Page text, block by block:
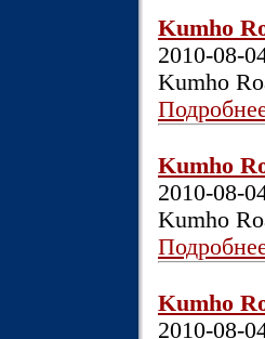
Kumho
2010-08-
Kumho
Kumho
2010-08-
Kumho
Kumho
2010-08-